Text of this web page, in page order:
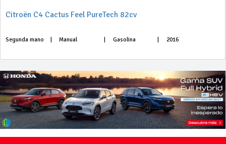
Citroën C4 Cactus Feel PureTech 82cv
Segunda mano Manual Gasolina 2016